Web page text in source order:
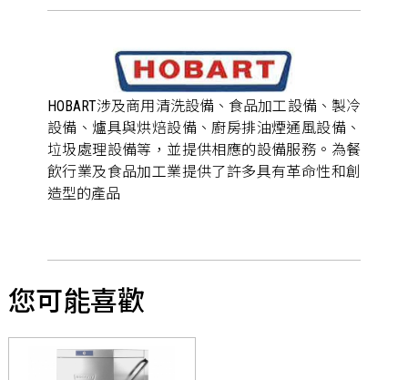
HOBART涉及商用清洗設備、食品加工設備、製冷
設備、爐具與烘焙設備、廚房排油煙通風設備、
垃圾處理設備等，並提供相應的設備服務。為餐
飲行業及食品加工業提供了許多具有革命性和創
造型的產品
您可能喜歡